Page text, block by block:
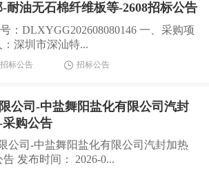
耐油无石棉纤维板等-2608招标公告
：DLXYGG202608080146 一、采购项
深圳市深汕特...
招标公告 招标公告
公司-中盐舞阳盐化有限公司汽封
购公告
公司-中盐舞阳盐化有限公司汽封加热
发布时间： 2026-0...